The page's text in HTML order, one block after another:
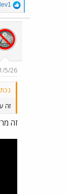
R
e
a
c
t
i
n
s
5/26
זה
זה